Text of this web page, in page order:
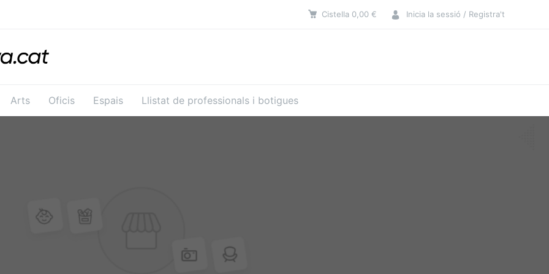
Cistella 0,00 € Inicia la sessió / Registra't
Arts Oficis Espais Llistat de professionals i botigues